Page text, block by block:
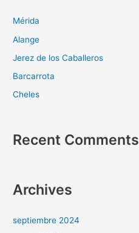
Mérida
Alange
Jerez de los Caballeros
Barcarrota
Cheles
Recent Comments
Archives
septiembre 2024